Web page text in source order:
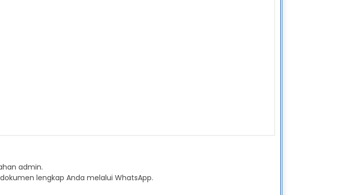
admin.
lengkap Anda melalui WhatsApp.